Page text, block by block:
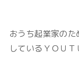
おうち起業家の
しているＹＯＵ